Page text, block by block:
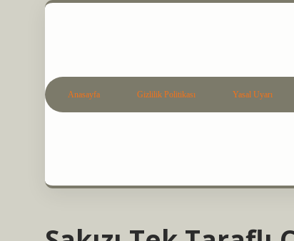
Anasayfa Gizlilik Politikası Yasal Uyarı